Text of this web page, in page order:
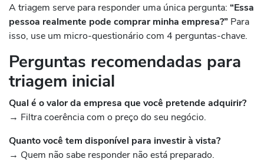
A triagem serve para responder uma única pergunta: “Essa
pessoa realmente pode comprar minha empresa?” Para
isso, use um micro-questionário com 4 perguntas-chave.
Perguntas recomendadas para
triagem inicial
Qual é o valor da empresa que você pretende adquirir?
→ Filtra coerência com o preço do seu negócio.
Quanto você tem disponível para investir à vista?
→ Quem não sabe responder não está preparado.